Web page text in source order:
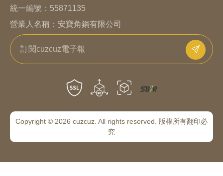
統一編號：55871135
營業人名稱：安寶角鋼有限公司
Copyright © 2026 cuzcuz. All rights reserved. 版權所有翻印必
究